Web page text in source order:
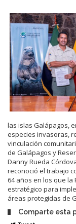
las islas Galápagos,
especies invasoras,
vinculación
de Galápagos y
Danny Rueda
reconoció el trabajo
64 años en los que
estratégico para
áreas protegidas de
Comparte esta